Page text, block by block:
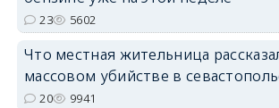
23 5602
Что местная жительница
массовом убийстве в
20 9941